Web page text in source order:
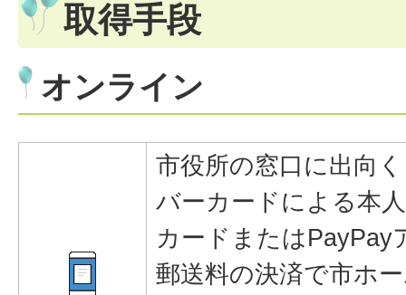
取得手段
オンライン
市役所の窓口に出向
バーカードによる本
カードまたはPayPay
郵送料の決済で市ホ